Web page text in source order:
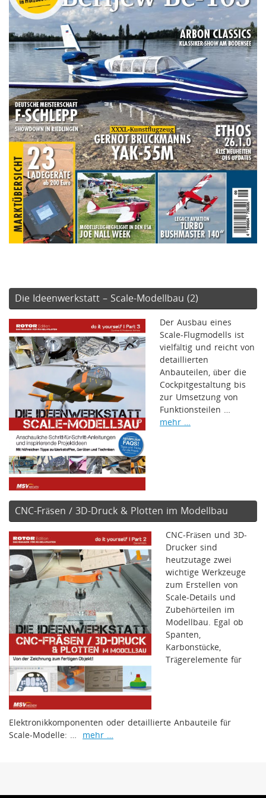
Die Ideenwerkstatt – Scale-Modellbau (2)
Der Ausbau eines
Scale-Flugmodells ist
vielfältig und reicht von
detaillierten
Anbauteilen, über die
Cockpitgestaltung bis
zur Umsetzung von
Funktionsteilen …
mehr …
CNC-Fräsen / 3D-Druck & Plotten im Modellbau
CNC-Fräsen und 3D-
Drucker sind
heutzutage zwei
wichtige Werkzeuge
zum Erstellen von
Scale-Details und
Zubehörteilen im
Modellbau. Egal ob
Spanten,
Karbonstücke,
Trägerelemente für
Elektronikkomponenten oder detaillierte Anbauteile für
Scale-Modelle: … mehr …